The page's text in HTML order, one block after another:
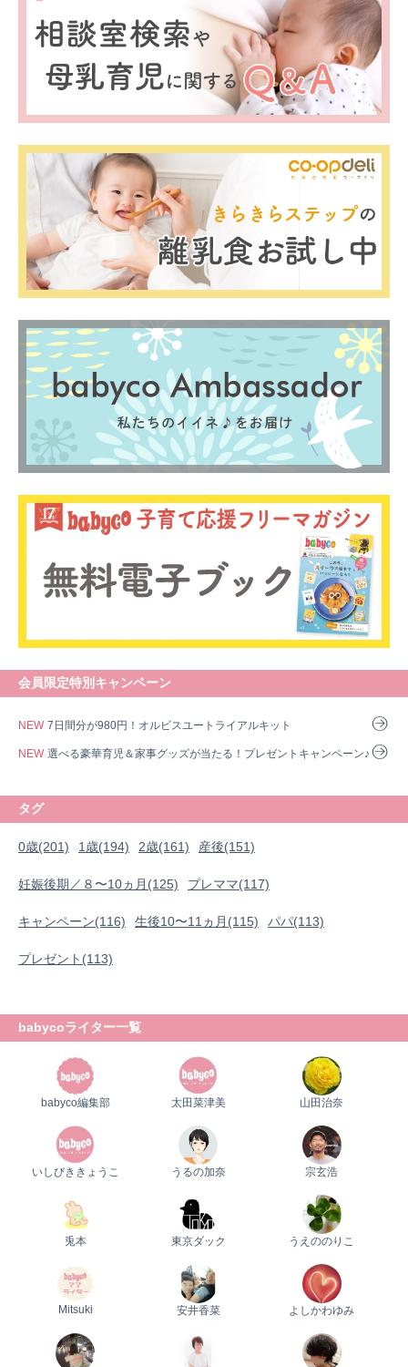
会員限定特別キャンペーン
NEW 7日間分が980円！オルビスユートライアルキット
NEW 選べる豪華育児＆家事グッズが当たる！プレゼントキャンペーン♪
タグ
0歳(201) 1歳(194) 2歳(161) 産後(151)
妊娠後期／８〜10ヵ月(125) プレママ(117)
キャンペーン(116) 生後10〜11ヵ月(115) パパ(113)
プレゼント(113)
babycoライター一覧
babyco編集部 太田菜津美 山田治奈
いしびききょうこ うるの加奈 宗玄浩
兎本 東京ダック うえののりこ
Mitsuki 安井香菜 よしかわゆみ
0歳 1歳 2歳 産後
妊娠後期／８〜10ヵ月
プレゼント